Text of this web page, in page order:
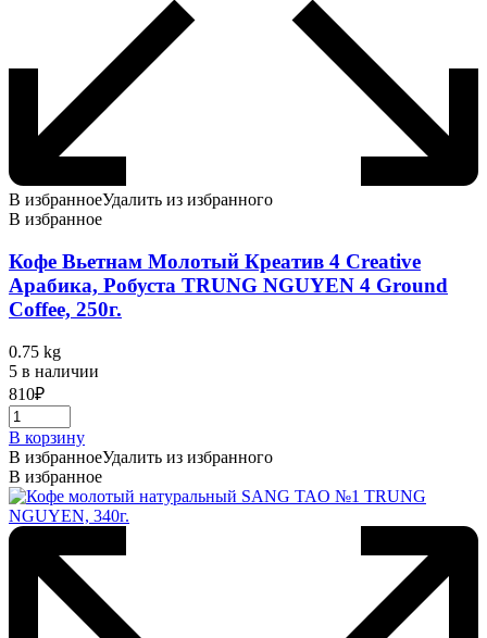
В избранноеУдалить из избранного
В избранное
Кофе Вьетнам Молотый Креатив 4 Creative
Арабика, Робуста TRUNG NGUYEN 4 Ground
Coffee, 250г.
0.75 kg
5 в наличии
810₽
В корзину
В избранноеУдалить из избранного
В избранное